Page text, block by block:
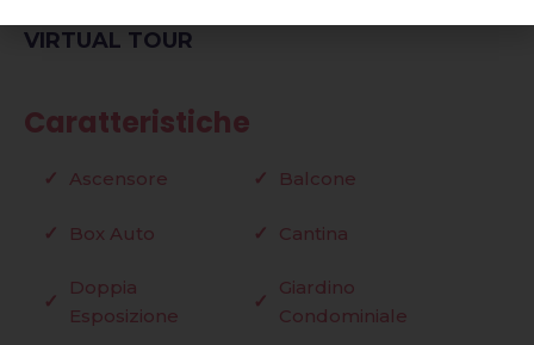
VIRTUAL TOUR
Caratteristiche
Ascensore Balcone
Box Auto Cantina
Doppia
Esposizione
Giardino
Condominiale